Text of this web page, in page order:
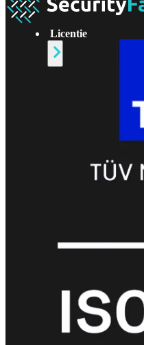
Licentie
bekijken
FortiCare
Support
FortiCare
RMA
FortiCare
1